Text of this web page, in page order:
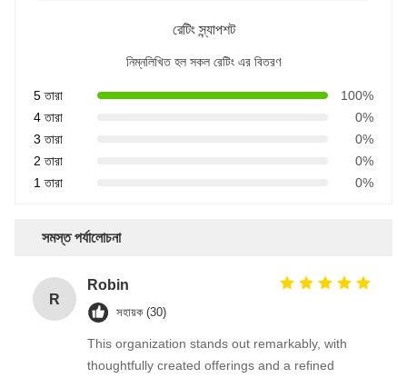
রেটিং স্ন্যাপশট
নিম্নলিখিত হল সকল রেটিং এর বিতরণ
5 তারা
100%
4 তারা
0%
3 তারা
0%
2 তারা
0%
1 তারা
0%
সমস্ত পর্যালোচনা
R
Robin
সহায়ক (30)
This organization stands out remarkably, with
thoughtfully created offerings and a refined